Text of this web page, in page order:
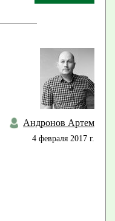
Андронов Артем
4 февраля 2017 г.